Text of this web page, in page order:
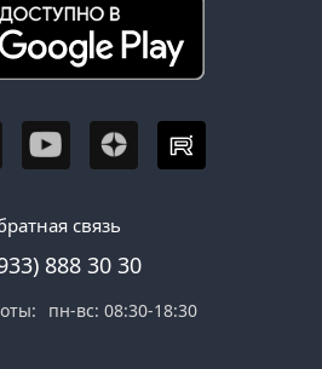
связь
888 30 30
пн-вс: 08:30-18:30